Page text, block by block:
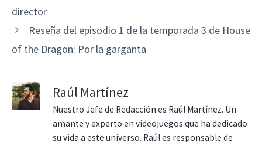
director
Reseña del episodio 1 de la temporada 3 de House
of the Dragon: Por la garganta
Raúl Martínez
Nuestro Jefe de Redacción es Raúl Martínez. Un
amante y experto en videojuegos que ha dedicado
su vida a este universo. Raúl es responsable de